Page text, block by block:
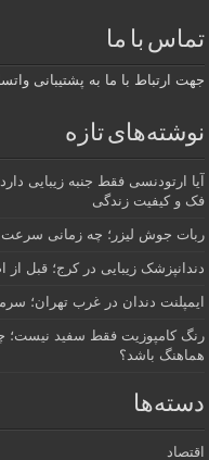
تماس با ما
جهت ارتباط با ما به پشتیبانی واتساپ به شماره
نوشته‌های تازه
آیا ارتودنسی فقط جنبه زیبایی
فک و کیفیت زندگی
ربات جوش لیزر؛ چه زمانی سرعت
دندانپزشک زیبایی در کرج؛ قبل از
ایمپلنت دندان در غرب تهران؛
رنگ کامپوزیت فقط سفید نیست؛
هماهنگ باشد؟
دسته‌ها
اقتصاد